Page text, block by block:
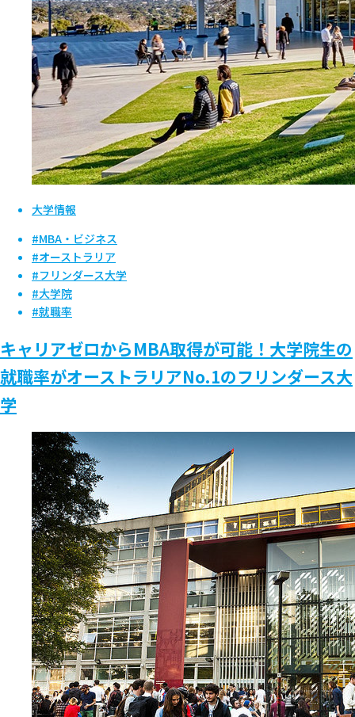
大学情報
#MBA・ビジネス
#オーストラリア
#フリンダース大学
#大学院
#就職率
キャリアゼロからMBA取得が可能！大学院生の
就職率がオーストラリアNo.1のフリンダース大
学